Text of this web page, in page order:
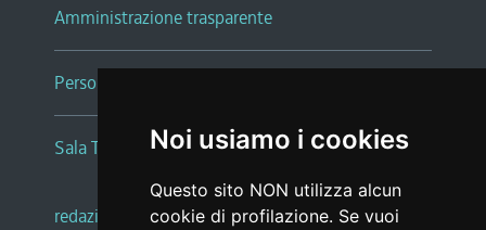
Noi usiamo i cookies
Questo sito NON utilizza alcun
cookie di profilazione. Se vuoi
Amministrazione trasparente
Persone e Uffici
Sala Tiziano Tessitori
redazione web |note legali |glossario